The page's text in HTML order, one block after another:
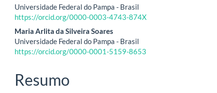
principal
Universidade Federal do Pampa - Brasil
https://orcid.org/0000-0003-4743-874X
Maria Arlita da Silveira Soares
Universidade Federal do Pampa - Brasil
https://orcid.org/0000-0001-5159-8653
Resumo